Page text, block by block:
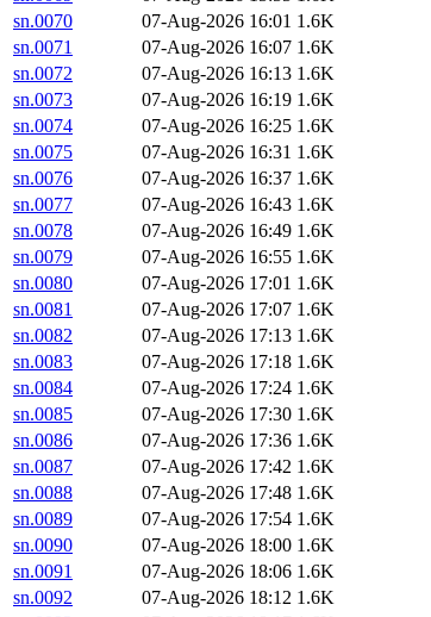
sn.0070
07-Aug-2026 16:01 1.6K
sn.0071
07-Aug-2026 16:07 1.6K
sn.0072
07-Aug-2026 16:13 1.6K
sn.0073
07-Aug-2026 16:19 1.6K
sn.0074
07-Aug-2026 16:25 1.6K
sn.0075
07-Aug-2026 16:31 1.6K
sn.0076
07-Aug-2026 16:37 1.6K
sn.0077
07-Aug-2026 16:43 1.6K
sn.0078
07-Aug-2026 16:49 1.6K
sn.0079
07-Aug-2026 16:55 1.6K
sn.0080
07-Aug-2026 17:01 1.6K
sn.0081
07-Aug-2026 17:07 1.6K
sn.0082
07-Aug-2026 17:13 1.6K
sn.0083
07-Aug-2026 17:18 1.6K
sn.0084
07-Aug-2026 17:24 1.6K
sn.0085
07-Aug-2026 17:30 1.6K
sn.0086
07-Aug-2026 17:36 1.6K
sn.0087
07-Aug-2026 17:42 1.6K
sn.0088
07-Aug-2026 17:48 1.6K
sn.0089
07-Aug-2026 17:54 1.6K
sn.0090
07-Aug-2026 18:00 1.6K
sn.0091
07-Aug-2026 18:06 1.6K
sn.0092
07-Aug-2026 18:12 1.6K